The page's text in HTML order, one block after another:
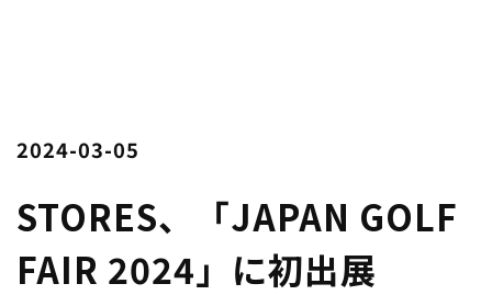
2024-03-05
STORES、「JAPAN GOLF
FAIR 2024」に初出展